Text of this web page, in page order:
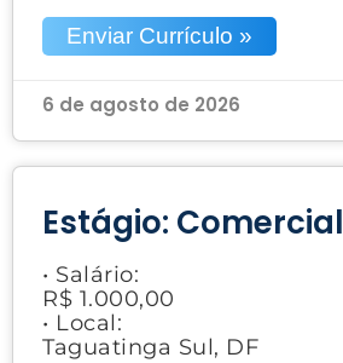
Enviar Currículo »
6 de agosto de 2026
Estágio:
• Salário:
R$ 1.000,00
• Local:
Taguatinga Sul, DF